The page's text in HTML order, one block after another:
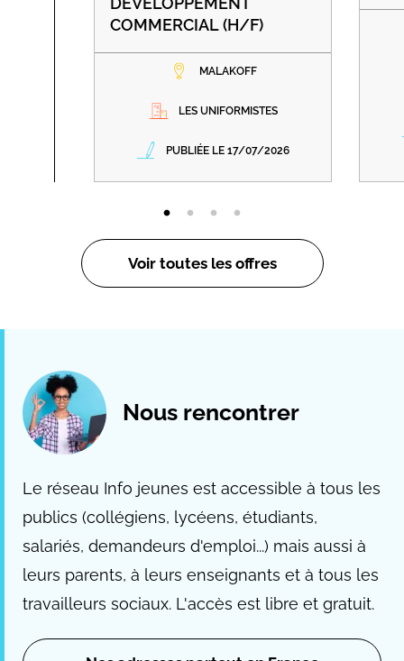
COMMERCIAL (H/F)
MALAKOFF
LES UNIFORMISTES
PUBLIÉE LE 17/07/2026
Voir toutes les offres
Nous rencontrer
Le réseau Info jeunes est accessible à tous les
publics (collégiens, lycéens, étudiants,
salariés, demandeurs d'emploi...) mais aussi à
leurs parents, à leurs enseignants et à tous les
travailleurs sociaux. L'accès est libre et gratuit.